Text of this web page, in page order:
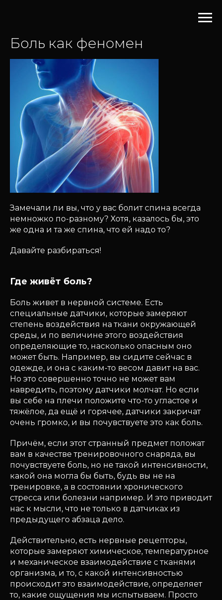
Боль как феномен
Замечали ли вы, что у вас болит спина всегда
немножко по-разному? Хотя, казалось бы, это
же одна и та же спина, что ей надо то?
Давайте разбираться!
Где живёт боль?
Боль живет в нервной системе. Есть
специальные датчики, которые замеряют
степень воздействия на ткани окружающей
среды, и по величине этого воздействия
определяющие то, насколько опасным оно
может быть. Например, вы сидите сейчас в
одежде, и она с каким-то весом давит на вас.
Но это совершенно точно не может вам
навредить, поэтому датчики молчат. Но если
вы себе на плечи положите что-то угластое и
тяжёлое, да ещё и горячее, датчики закричат
очень громко, и вы почувствуете это как боль.
Причём, если этот странный предмет положат
вам в качестве тренировочного снаряда, вы
почувствуете боль, но не такой интенсивности,
какой она могла бы быть, будь вы не на
тренировке, а в состоянии хронического
стресса или болезни например. И это приводит
нас к мысли, что не только в датчиках из
предыдущего абзаца дело.
Действительно, есть нервные рецепторы,
которые замеряют химическое, температурное
и механическое взаимодействие с тканями
организма, и то, с какой интенсивностью
происходит это взаимодействие, определяет
то, какие ощущения мы испытываем. Просто